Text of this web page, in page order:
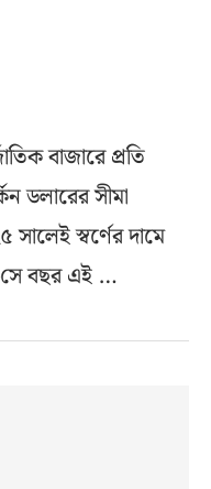
বাজারে প্রতি
ডলারের সীমা
স্বর্ণের দামে
বছর এই …